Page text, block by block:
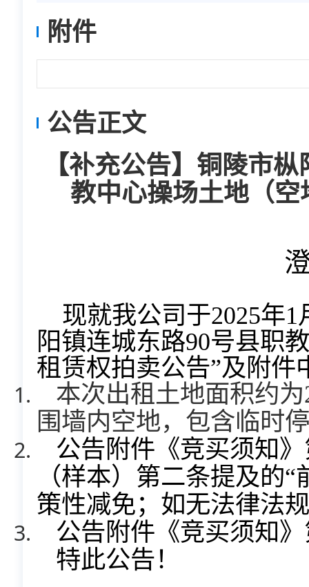
附件
公告正文
【补充公告】铜陵市
教中心操场土地（
现就我公司于2025年
阳镇连城东路90号县职
租赁权拍卖公告”及附
本次出租土地面积约为
围墙内空地，包含临时
公告附件《竞买须知
（样本）第二条提及的“
策性减免；如无法律法
公告附件《竞买须知
特此公告！